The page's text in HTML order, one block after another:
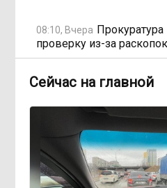
08:10, Вчера Прокуратура
проверку из-за
19:02, 5 августа Когда
где бюджетники могут
17:30, 5 августа «Их
превысить весь наш
Сейчас на главной